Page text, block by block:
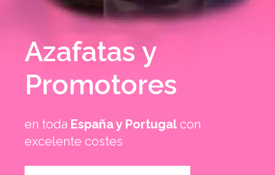
Azafatas y
Promotores
en toda España y Portugal con
excelente costes